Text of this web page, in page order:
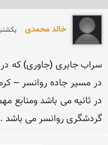
خالد محمدی يكشنبه 14 تير 1394 | 12
گردشگری روانسر می باشد .